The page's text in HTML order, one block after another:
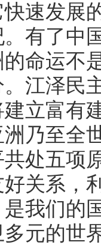
发展的
有了中
命运不
江泽民
立富有
乃至全
处五项
关系，
我们的
元的世